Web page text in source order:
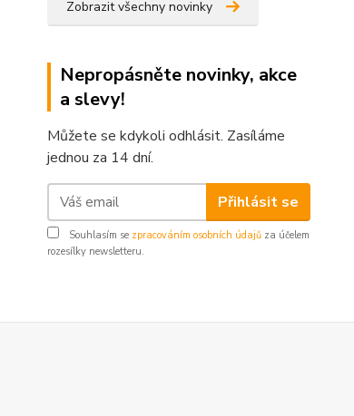
Zobrazit všechny novinky
Nepropásněte novinky, akce
a slevy!
Můžete se kdykoli odhlásit. Zasíláme
jednou za 14 dní.
Přihlásit se
Souhlasím se zpracováním osobních údajů za účelem
rozesílky newsletteru.